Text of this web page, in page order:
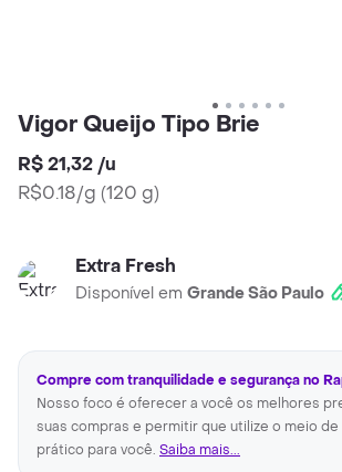
Vigor Queijo Tipo Brie
R$ 21,32 /u
R$0.18/g (120 g)
Extra Fresh
Disponível em Grande São Paulo
Compre com tranquilidade e segurança no
Nosso foco é oferecer a você os melhores
suas compras e permitir que utilize o meio
prático para você. Saiba mais...